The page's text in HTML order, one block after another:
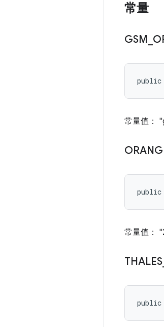
常量
GSM
public
常量值：
public
常量值：
THALES
public